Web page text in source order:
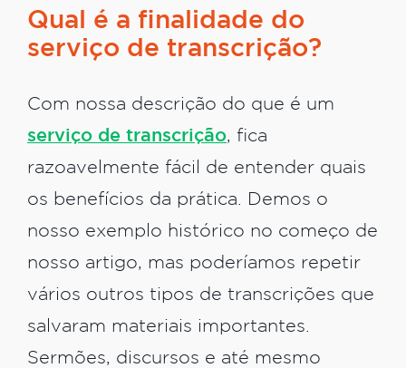
Qual é a finalidade do
serviço de transcrição?
Com nossa descrição do que é um
serviço de transcrição, fica
razoavelmente fácil de entender quais
os benefícios da prática. Demos o
nosso exemplo histórico no começo de
nosso artigo, mas poderíamos repetir
vários outros tipos de transcrições que
salvaram materiais importantes.
Sermões, discursos e até mesmo